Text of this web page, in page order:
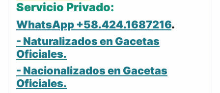
Servicio Privado:
WhatsApp +58.424.1687216.
- Naturalizados en Gacetas
Oficiales.
- Nacionalizados en Gacetas
Oficiales.